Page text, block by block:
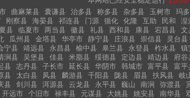
曲麻莱县 囊谦县 治多县 称多县 杂多县 玉树市 玛
刚察县 海晏县 祁连县 门源 循化 化隆 互助 民和 湟
县 临夏市 两当县 徽县 礼县 西和县 康县 宕昌县 文
瓜州县 金塔县 华亭市 静宁县 庄浪县 崇信县 灵台县
宁县 靖远县 永昌县 榆中县 皋兰县 永登县 柞水县 镇
涧县 吴堡县 佳县 米脂县 绥德县 定边县 靖边县 府谷
县 志丹县 子长市 延长县 华阴市 韩城市 富平县 富平
县 太白县 凤县 麟游县 千阳县 陇县 眉县 扶风县 岐
县 剑川县 洱源县 云龙县 永平县 巍山 南涧 弥渡县
开远市 个旧市 禄丰县 元谋县 大姚县 姚安县 南华县